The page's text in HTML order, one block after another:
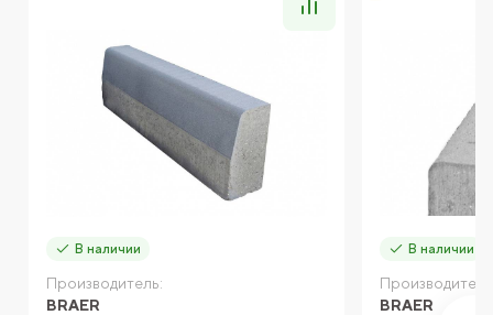
В наличии
Производитель:
BRAER
В наличии
BRAER